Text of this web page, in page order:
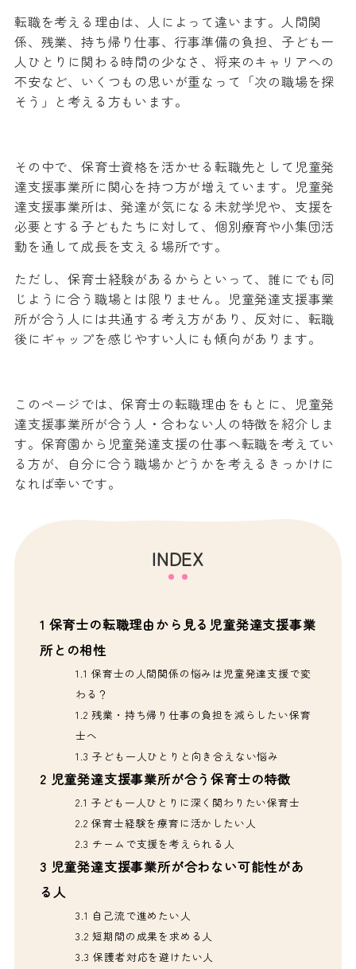
転職を考える理由は、人によって違います。人間関
係、残業、持ち帰り仕事、行事準備の負担、子ども一
人ひとりに関わる時間の少なさ、将来のキャリアへの
不安など、いくつもの思いが重なって「次の職場を探
そう」と考える方もいます。
その中で、保育士資格を活かせる転職先として児童発
達支援事業所に関心を持つ方が増えています。児童発
達支援事業所は、発達が気になる未就学児や、支援を
必要とする子どもたちに対して、個別療育や小集団活
動を通して成長を支える場所です。
ただし、保育士経験があるからといって、誰にでも同
じように合う職場とは限りません。児童発達支援事業
所が合う人には共通する考え方があり、反対に、転職
後にギャップを感じやすい人にも傾向があります。
このページでは、保育士の転職理由をもとに、児童発
達支援事業所が合う人・合わない人の特徴を紹介しま
す。保育園から児童発達支援の仕事へ転職を考えてい
る方が、自分に合う職場かどうかを考えるきっかけに
なれば幸いです。
INDEX
1 保育士の転職理由から見る児童発達支援事業
所との相性
1.1 保育士の人間関係の悩みは児童発達支援で変
わる？
1.2 残業・持ち帰り仕事の負担を減らしたい保育
士へ
1.3 子ども一人ひとりと向き合えない悩み
2 児童発達支援事業所が合う保育士の特徴
2.1 子ども一人ひとりに深く関わりたい保育士
2.2 保育士経験を療育に活かしたい人
2.3 チームで支援を考えられる人
3 児童発達支援事業所が合わない可能性があ
る人
3.1 自己流で進めたい人
3.2 短期間の成果を求める人
3.3 保護者対応を避けたい人